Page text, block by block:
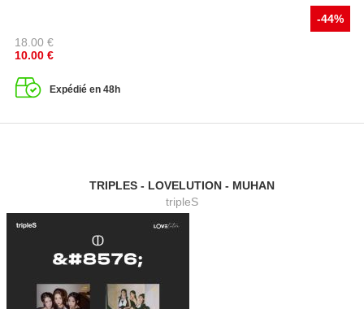
-44%
18.00 €
10.00 €
Expédié en 48h
TRIPLES - LOVELUTION - MUHAN
tripleS